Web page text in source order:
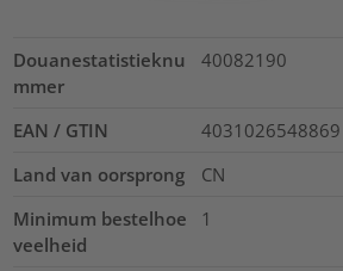
Douanestatistieknu
mmer
40082190
EAN / GTIN
4031026548869
Land van oorsprong
CN
Minimum bestelhoe
veelheid
1